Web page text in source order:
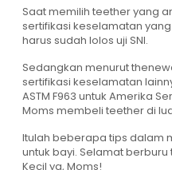
Saat memilih teether yang
sertifikasi keselamatan
harus sudah lolos uji SNI.
Sedangkan menurut
sertifikasi keselamatan
ASTM F963 untuk Amerika
Moms membeli teether di
Itulah beberapa tips dalam
untuk bayi. Selamat
Kecil ya, Moms!